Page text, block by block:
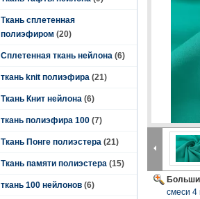
Ткань сплетенная
полиэфиром (20)
Сплетенная ткань нейлона (6)
ткань knit полиэфира (21)
Ткань Книт нейлона (6)
ткань полиэфира 100 (7)
Ткань Понге полиэстера (21)
Ткань памяти полиэстера (15)
ткань 100 нейлонов (6)
смеси 4